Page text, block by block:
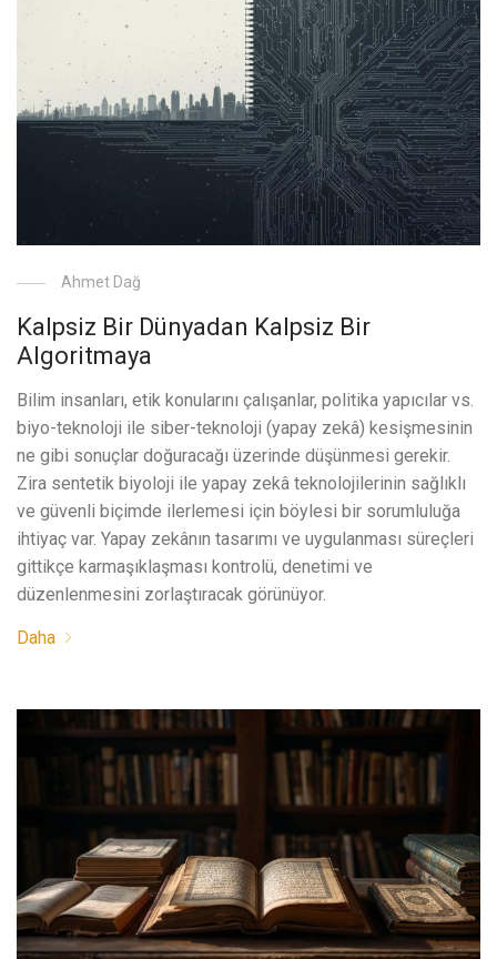
Ahmet Dağ
Kalpsiz Bir Dünyadan Kalpsiz Bir
Algoritmaya
Bilim insanları, etik konularını çalışanlar, politika yapıcılar vs.
biyo-teknoloji ile siber-teknoloji (yapay zekâ) kesişmesinin
ne gibi sonuçlar doğuracağı üzerinde düşünmesi gerekir.
Zira sentetik biyoloji ile yapay zekâ teknolojilerinin sağlıklı
ve güvenli biçimde ilerlemesi için böylesi bir sorumluluğa
ihtiyaç var. Yapay zekânın tasarımı ve uygulanması süreçleri
gittikçe karmaşıklaşması kontrolü, denetimi ve
düzenlenmesini zorlaştıracak görünüyor.
Daha